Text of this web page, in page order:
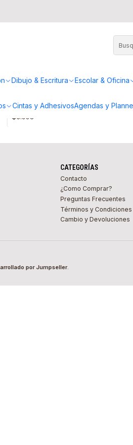
Dibujo & Escritura Escolar & Oficina
Cintas y AdhesivosAgendas y
Sakura Paleta mezcladora 18
$6.990
CATEGORÍAS
Contacto
¿Como Comprar?
Preguntas Frecuentes
Términos y Condiciones
Cambio y Devoluciones
por Jumpseller.